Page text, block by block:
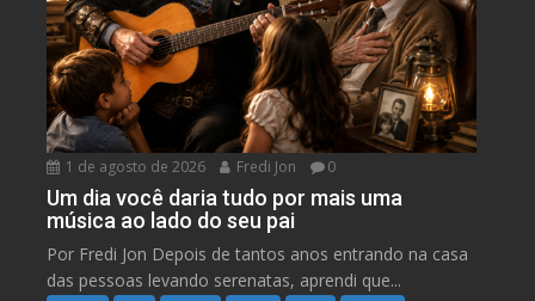
1 de agosto de 2026 Fredi Jon 0
Um dia você daria tudo por mais uma
música ao lado do seu pai
Por Fredi Jon Depois de tantos anos entrando na casa
das pessoas levando serenatas, aprendi que...